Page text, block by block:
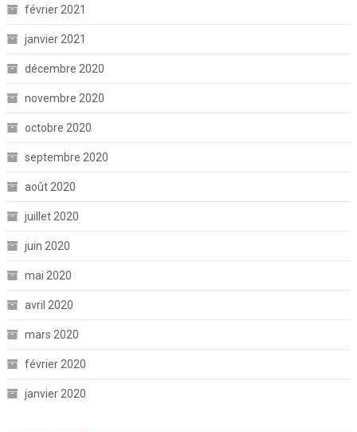
février 2021
janvier 2021
décembre 2020
novembre 2020
octobre 2020
septembre 2020
août 2020
juillet 2020
juin 2020
mai 2020
avril 2020
mars 2020
février 2020
janvier 2020